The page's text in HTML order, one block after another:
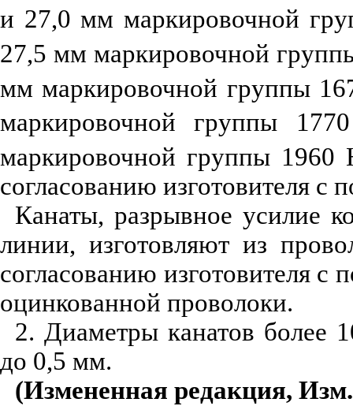
и 27,0 мм маркировочной
27,5 мм маркировочной
мм маркировочной группы
маркировочной группы
маркировочной группы
согласованию изготовителя с
Канаты, разрывное усилие
линии, изготовляют из
согласованию изготовителя с
оцинкованной проволоки.
2. Диаметры канатов более
до 0,5 мм.
(Измененная редакция,